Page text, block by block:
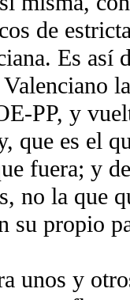
de
Es así
PP, y
que es el
fuera; y
no la que
su propio
unos y